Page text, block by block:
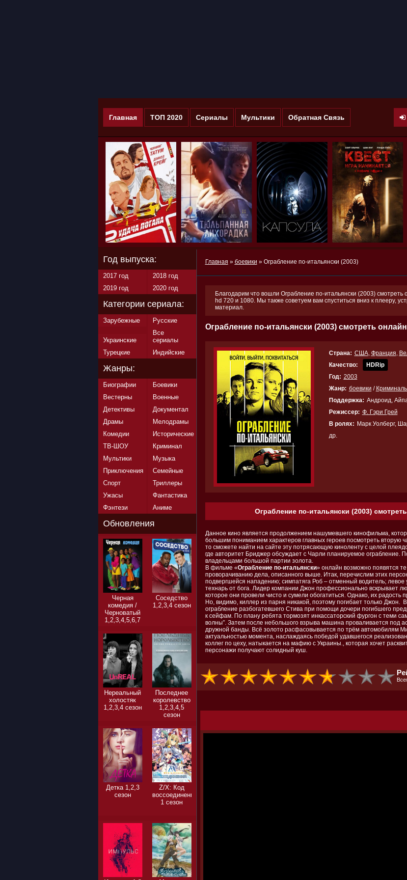
Главная ТОП 2020 Сериалы Мультики Обратная Связь
Главная » боевики » Ограбление по-итальянски (2003)
Благодарим что вошли Ограбление по-итальянски (2003)
hd 720 и 1080. Мы также советуем вам спуститься вниз к плееру,
материал.
Ограбление по-итальянски (2003) смотреть онлайн
Страна: США, Франция,
Качество:
HDRip
Год: 2003
Жанр: боевики /
Поддержка: Андроид,
Режиссер: Ф. Гэри Грей
В ролях: Марк Уолберг,
др.
Ограбление по-итальянски (2003)
Данное кино является продолжением нашумевшего кинофильма,
большим пониманием характеров главных героев посмотреть вторую
то сможете найти на сайте эту потрясающую киноленту с целой
где авторитет Бриджер обсуждает с Чарли планируемое ограбление.
владельцами большой партии золота.
В фильме «Ограбление по-итальянски» онлайн возможно появятся
проворачиванию дела, описанного выше. Итак, перечислим этих
подвергшейся нападению; симпатяга Роб – отменный водитель;
технарь от бога. Лидер компании Джон профессионально вскрывает
которое они провели чисто и сумели обогатиться. Однако, их
Но, видимо, киллер из парня никакой, поэтому погибает только
ограбление разбогатевшего Стива при помощи дочери погибшего
к сейфам. По плану ребята тормозят инкассаторский фургон с теми
волны”. Затем после небольшого взрыва машина проваливается под
дружной банды. Всё золото расфасовывается по трём автомобилям
актуальностью момента, наслаждаясь победой удавшегося
коллег по цеху, натыкается на мафию с Украины., которая хочет
персонажи получают солидный куш.
Год выпуска:
2017 год
2018 год
2019 год
2020 год
Категории сериала:
Зарубежные Русские
Украинские
Все
сериалы
Турецкие
Индийские
Жанры:
Биографии
Боевики
Вестерны
Военные
Детективы
Документал
Драмы
Мелодрамы
Комедии
Исторические
ТВ-ШОУ
Криминал
Мультики
Музыка
Приключения
Семейные
Спорт
Триллеры
Ужасы
Фантастика
Фэнтези
Аниме
Обновления
Черная
комедия /
Черноватый
1,2,3,4,5,6,7
Соседство
1,2,3,4 сезон
Нереальный
холостяк
1,2,3,4 сезон
Последнее
королевство
1,2,3,4,5
сезон
Детка 1,2,3
сезон
Z/X: Код
воссоединения
1 сезон